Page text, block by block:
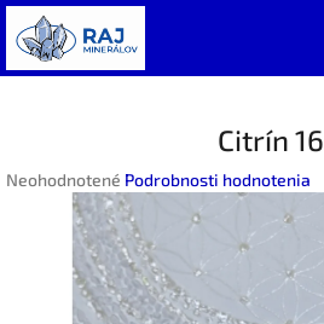
Prejsť
na
obsah
Citrín 16
Priemerné
hodnotenie
produktu
Neohodnotené Podrobnosti hodnotenia